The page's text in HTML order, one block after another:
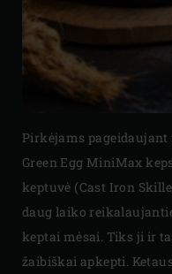
Pirkėjams
Green Egg MiniMax
keptuvė (Cast Iron
daug laiko
keptai mėsai. Tiks ji ir
žaibiškai apkepti.